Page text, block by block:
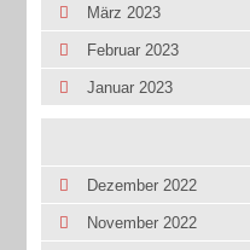
März 2023
Februar 2023
Januar 2023
Dezember 2022
November 2022